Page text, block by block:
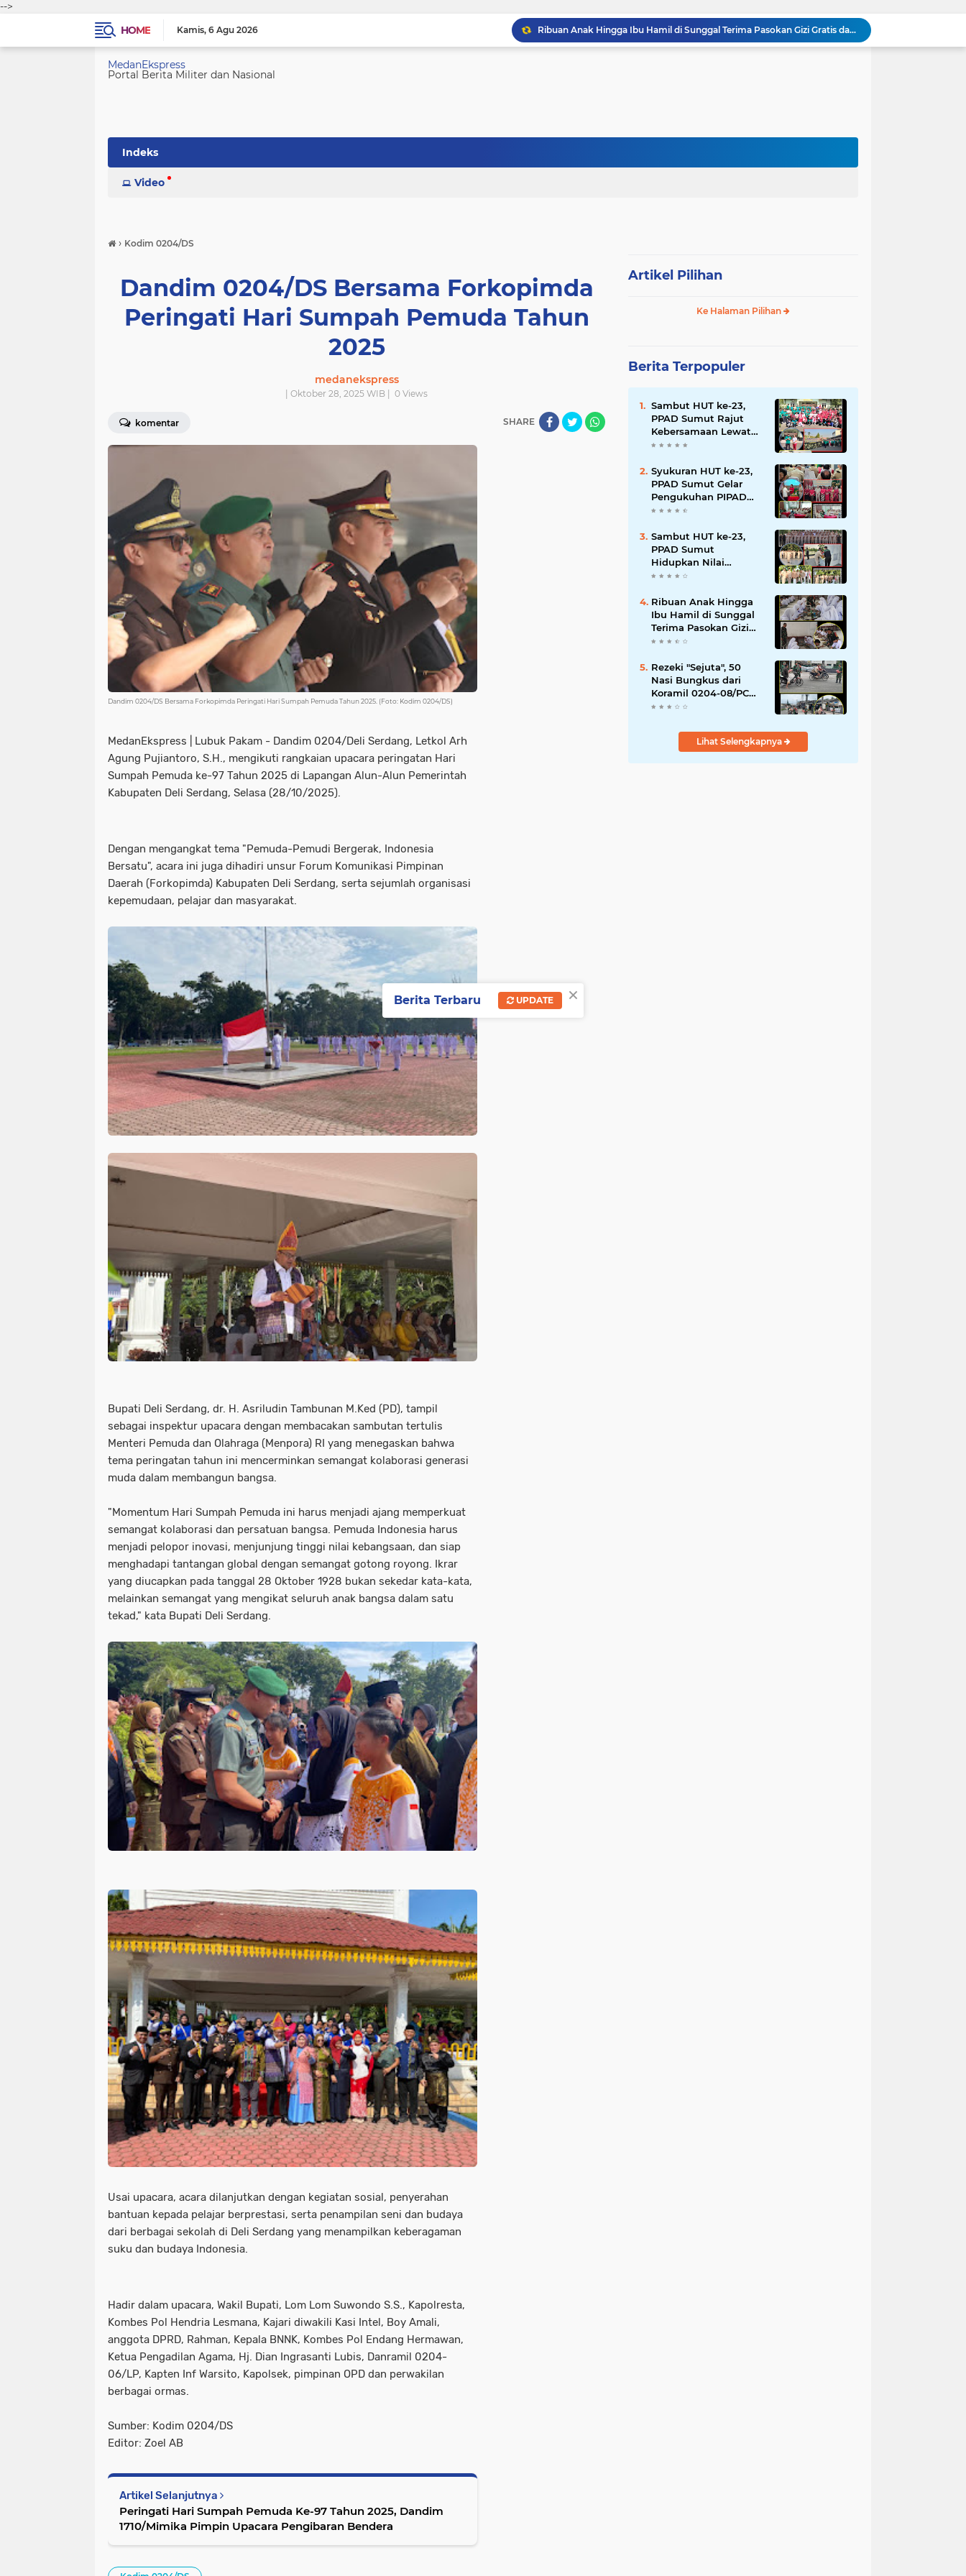
-->
HOME
Kamis 6 Agu 2026
Ribuan Anak Hingga Ibu Hamil di Sunggal Terima Pasokan Gizi Gratis dari TNI dan YPPSDP
Danramil 0204-24/TTSB Kawal Kegiatan Edukatif Taruna Akpol di SRMA 3 Tebing Tinggi
Sambut HUT ke-23, PPAD Sumut Hidupkan Nilai Pahlawan di TMP Bukit Barisan
MedanEkspress
Portal Berita Militer dan Nasional
Indeks
Video
› Kodim 0204/DS
Dandim 0204/DS Bersama Forkopimda
Peringati Hari Sumpah Pemuda Tahun
2025
medanekspress
| Oktober 28, 2025 WIB | 0 Views
komentar SHARE
Dandim 0204/DS Bersama Forkopimda Peringati Hari Sumpah Pemuda Tahun 2025. (Foto: Kodim 0204/DS)
MedanEkspress | Lubuk Pakam - Dandim 0204/Deli Serdang, Letkol Arh
Agung Pujiantoro, S.H., mengikuti rangkaian upacara peringatan Hari
Sumpah Pemuda ke-97 Tahun 2025 di Lapangan Alun-Alun Pemerintah
Kabupaten Deli Serdang, Selasa (28/10/2025).
Dengan mengangkat tema "Pemuda-Pemudi Bergerak, Indonesia
Bersatu", acara ini juga dihadiri unsur Forum Komunikasi Pimpinan
Daerah (Forkopimda) Kabupaten Deli Serdang, serta sejumlah organisasi
kepemudaan, pelajar dan masyarakat.
Bupati Deli Serdang, dr. H. Asriludin Tambunan M.Ked (PD), tampil
sebagai inspektur upacara dengan membacakan sambutan tertulis
Menteri Pemuda dan Olahraga (Menpora) RI yang menegaskan bahwa
tema peringatan tahun ini mencerminkan semangat kolaborasi generasi
muda dalam membangun bangsa.
"Momentum Hari Sumpah Pemuda ini harus menjadi ajang memperkuat
semangat kolaborasi dan persatuan bangsa. Pemuda Indonesia harus
menjadi pelopor inovasi, menjunjung tinggi nilai kebangsaan, dan siap
menghadapi tantangan global dengan semangat gotong royong. Ikrar
yang diucapkan pada tanggal 28 Oktober 1928 bukan sekedar kata-kata,
melainkan semangat yang mengikat seluruh anak bangsa dalam satu
tekad," kata Bupati Deli Serdang.
Usai upacara, acara dilanjutkan dengan kegiatan sosial, penyerahan
bantuan kepada pelajar berprestasi, serta penampilan seni dan budaya
dari berbagai sekolah di Deli Serdang yang menampilkan keberagaman
suku dan budaya Indonesia.
Hadir dalam upacara, Wakil Bupati, Lom Lom Suwondo S.S., Kapolresta,
Kombes Pol Hendria Lesmana, Kajari diwakili Kasi Intel, Boy Amali,
anggota DPRD, Rahman, Kepala BNNK, Kombes Pol Endang Hermawan,
Ketua Pengadilan Agama, Hj. Dian Ingrasanti Lubis, Danramil 0204-
06/LP, Kapten Inf Warsito, Kapolsek, pimpinan OPD dan perwakilan
berbagai ormas.
Sumber: Kodim 0204/DS
Editor: Zoel AB
Artikel Selanjutnya
Peringati Hari Sumpah Pemuda Ke-97 Tahun 2025, Dandim
1710/Mimika Pimpin Upacara Pengibaran Bendera
Artikel Pilihan
Ke Halaman Pilihan
Berita Terpopuler
Sambut HUT ke-23,
PPAD Sumut Rajut
Kebersamaan Lewat
Senam Sehat dan
Bekangdam I/BB
Syukuran HUT ke-23,
PPAD Sumut Gelar
Pengukuhan PIPAD
Hingga Tradisi
Sambut HUT ke-23,
PPAD Sumut
Hidupkan Nilai
Pahlawan di TMP
Ribuan Anak Hingga
Ibu Hamil di Sunggal
Terima Pasokan Gizi
Gratis dari TNI dan
Rezeki "Sejuta", 50
Nasi Bungkus dari
Koramil 0204-08/PC
Habis Diserbu Warga
Lihat Selengkapnya
×
Berita Terbaru UPDATE